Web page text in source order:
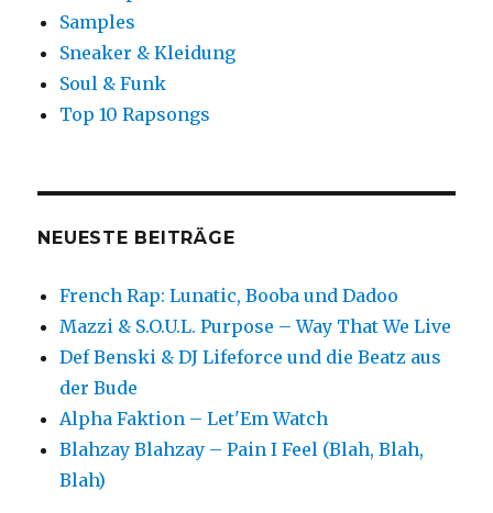
Samples
Sneaker & Kleidung
Soul & Funk
Top 10 Rapsongs
NEUESTE BEITRÄGE
French Rap: Lunatic, Booba und Dadoo
Mazzi & S.O.U.L. Purpose – Way That We Live
Def Benski & DJ Lifeforce und die Beatz aus
der Bude
Alpha Faktion – Let'Em Watch
Blahzay Blahzay – Pain I Feel (Blah, Blah,
Blah)